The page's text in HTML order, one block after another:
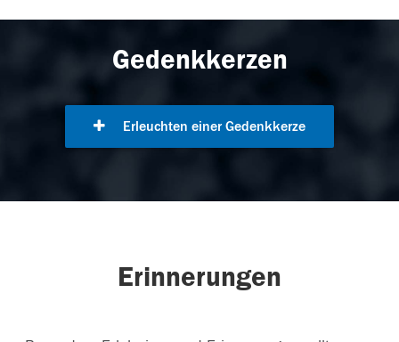
Gedenkkerzen
Erleuchten einer Gedenkkerze
Erinnerungen